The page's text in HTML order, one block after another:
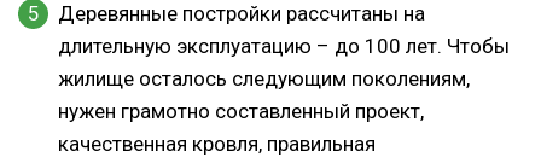
Деревянные постройки рассчитаны на
длительную эксплуатацию – до 100 лет. Чтобы
жилище осталось следующим поколениям,
нужен грамотно составленный проект,
качественная кровля, правильная